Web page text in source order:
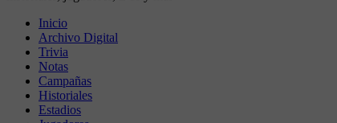
Inicio
Archivo Digital
Trivia
Notas
Campañas
Historiales
Estadios